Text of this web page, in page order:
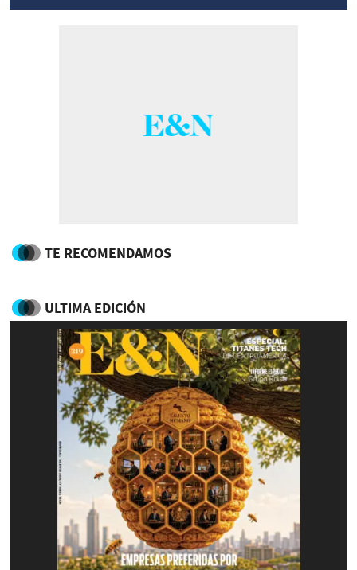
TE RECOMENDAMOS
ULTIMA EDICIÓN